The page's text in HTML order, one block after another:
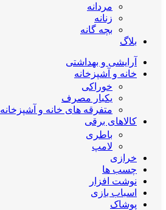
مردانه
زنانه
بچه گانه
بلاگ
آرایشی و بهداشتی
خانه و آشپزخانه
خوراکی
یکبار مصرف
متفرقه های خانه و آشپزخانه
کالاهای برقی
باطری
لامپ
خرازی
چسب ها
نوشت افزار
اسباب بازی
پوشاک